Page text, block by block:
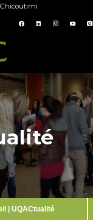
| UQACtualité